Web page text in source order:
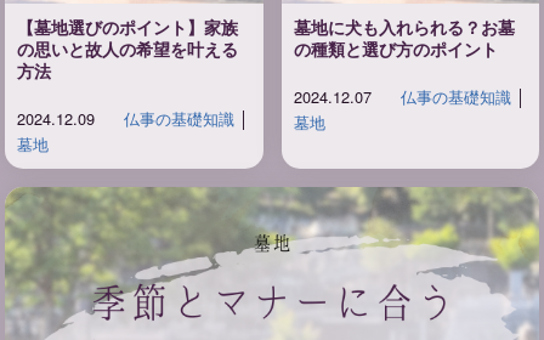
【墓地選びのポイント】家族
の思いと故人の希望を叶える
方法
2024.12.09 仏事の基礎知識│
墓地
墓地に犬も入れられる？お墓
の種類と選び方のポイント
2024.12.07 仏事の基礎知識│
墓地